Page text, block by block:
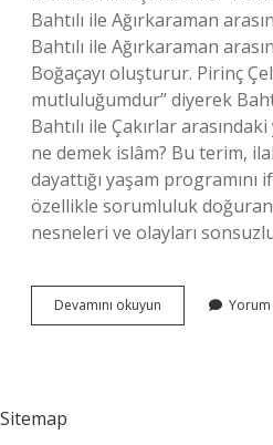
Bahtılı ile Ağırkaraman
Bahtılı ile Ağırkaraman
Boğaçayı oluşturur. Pirinç
mutluluğumdur” diyerek
Bahtılı ile Çakırlar
ne demek islâm? Bu terim,
dayattığı yaşam programını
özellikle sorumluluk
nesneleri ve olayları
Devamını okuyun
Ibaresi
Yorum
Sitemap